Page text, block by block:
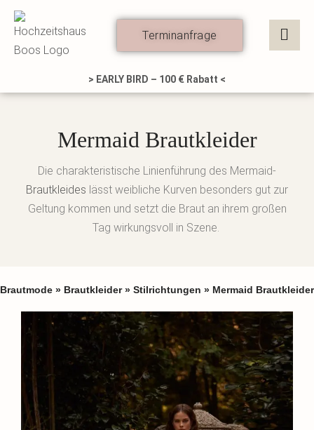
Zum
Inhalt
springen
Terminanfrage
> EARLY BIRD – 100 € Rabatt <
Mermaid Brautkleider
Die charakteristische Linienführung des Mermaid-
Brautkleides lässt weibliche Kurven besonders gut zur
Geltung kommen und setzt die Braut an ihrem großen
Tag wirkungsvoll in Szene.
Brautmode » Brautkleider» Stilrichtungen » Mermaid Brautkleider